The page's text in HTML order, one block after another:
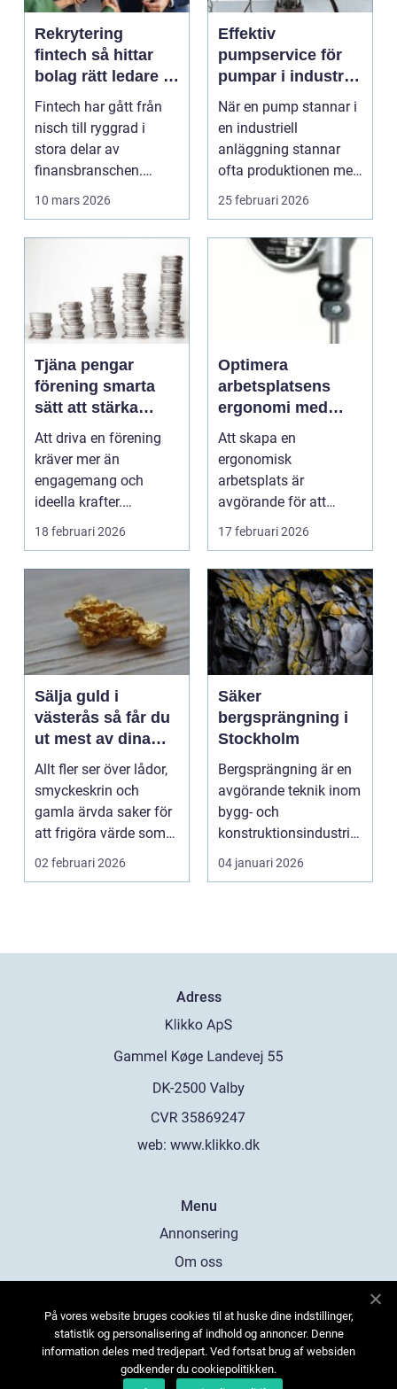
Rekrytering
fintech så hittar
bolag rätt ledare i
en reglerad
tillväxtbransch
Fintech har gått från
nisch till ryggrad i
stora delar av
finansbranschen.
Bolag bygger nya
10 mars 2026
Effektiv
pumpservice för
pumpar i industrin
– så undviker du
kostsamma
driftstopp
När en pump stannar i
en industriell
anläggning stannar
ofta produktionen med
den. Fö...
25 februari 2026
Tjäna pengar
förening smarta
sätt att stärka
kassan utan
krångel
Att driva en förening
kräver mer än
engagemang och
ideella krafter.
Träningshallar ska
18 februari 2026
Optimera
arbetsplatsens
ergonomi med
balansblock
Att skapa en
ergonomisk
arbetsplats är
avgörande för att
främja hälsa och v...
17 februari 2026
Sälja guld i
västerås så får du
ut mest av dina
smycken och mynt
Allt fler ser över lådor,
smyckeskrin och
gamla ärvda saker för
att frigöra värde som
bara ligger he...
02 februari 2026
Säker
bergsprängning i
Stockholm
Bergsprängning är en
avgörande teknik inom
bygg- och
konstruktionsindustrin.
Den anv&...
04 januari 2026
Adress
web: www.klikko.dk
Menu
Annonsering
Om oss
Kontakta oss
Sitemap
På vores website bruges cookies til at huske dine indstillinger,
statistik og personalisering af indhold og annoncer. Denne
information deles med tredjepart. Ved fortsat brug af websiden
godkender du cookiepolitikken.